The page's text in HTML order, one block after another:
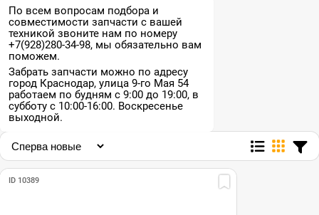
Vestel (3)
Whirlpool (5)
Zanussi (4)
Мечта
Модули индикации (12)
Модули питания (1)
Панели и планки (6)
Противни
Переключатели режимов (104)
Решётки (17)
Рассекатели плит (24)
Ручки переключения
Ручки дверей (1)
Свечи розжига (17)
Средства для ухода за
плитами
По всем вопросам подбора и
совместимости запчасти с вашей
техникой звоните нам по номеру
+7(928)280-34-98, мы обязательно вам
поможем.
Забрать запчасти можно по адресу
город Краснодар, улица 9-го Мая 54
работаем по будням с 9:00 до 19:00, в
субботу с 10:00-16:00. Воскресенье
выходной.
ID 10389